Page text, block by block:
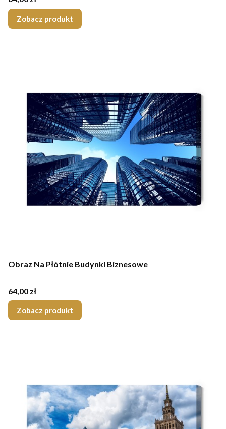
Zobacz produkt
Obraz Na Płótnie Budynki Biznesowe
Cena
64,00 zł
Zobacz produkt